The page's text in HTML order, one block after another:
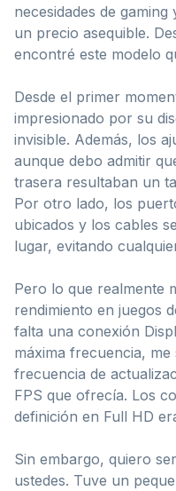
necesidades de
un precio asequible.
encontré este modelo
Desde el primer
impresionado por su
invisible. Además, los
aunque debo admitir
trasera resultaban un
Por otro lado, los
ubicados y los cables
lugar, evitando
Pero lo que realmente
rendimiento en juegos
falta una conexión
máxima frecuencia,
frecuencia de
FPS que ofrecía. Los
definición en Full HD
Sin embargo, quiero
ustedes. Tuve un